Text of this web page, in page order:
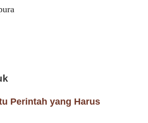
Perintah yang Harus